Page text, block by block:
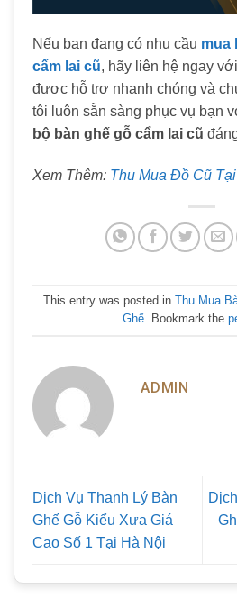
Nếu bạn đang có nhu cầu mua
cẩm lai cũ, hãy liên hệ ngay
được hỗ trợ nhanh chóng và
tôi luôn sẵn sàng phục vụ bạn
bộ bàn ghế gỗ cẩm lai cũ
Xem Thêm: Thu Mua Đồ Cũ
This entry was posted in Thu Mua
Ghế. Bookmark the
ADMIN
Dịch Vụ Thanh Lý Bàn
Ghế Gỗ Kiểu Xưa Giá
Cao Số 1 Tại Hà Nội